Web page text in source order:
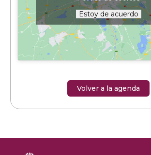
Estoy de acuerdo
Volver a la agenda